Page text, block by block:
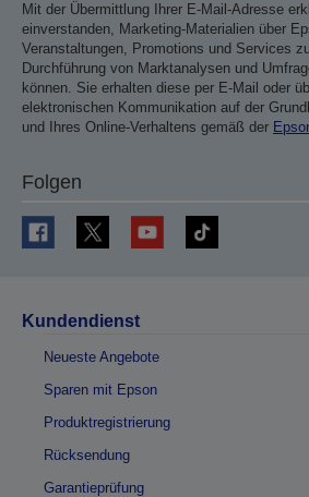
Mit der Übermittlung Ihrer E-Mail-Adresse
einverstanden, Marketing-Materialien über
Veranstaltungen, Promotions und Services
Durchführung von Marktanalysen und
können. Sie erhalten diese per E-Mail oder
elektronischen Kommunikation auf der
und Ihres Online-Verhaltens gemäß der
Folgen
Kundendienst
Neueste Angebote
Sparen mit Epson
Produktregistrierung
Rücksendung
Garantieprüfung